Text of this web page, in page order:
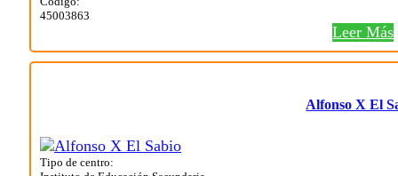
45003863
Leer Más
Alfonso X El
Tipo de centro: